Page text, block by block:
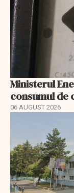
Ministerul
consumul de
06 AUGUST 2026